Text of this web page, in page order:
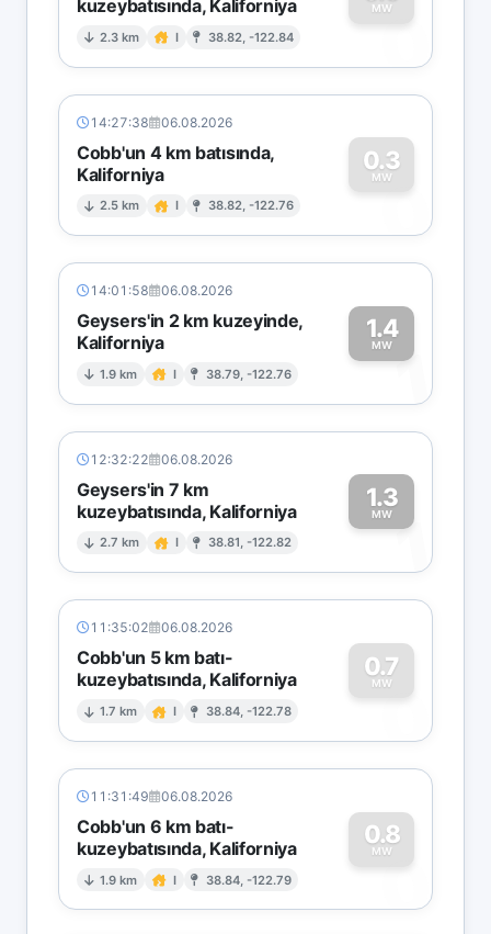
kuzeybatısında, Kaliforniya
2.3 km I 38.82, -122.84
MW
0
14:27:38 06.08.2026
Cobb'un 4 km batısında,
Kaliforniya
2.5 km I 38.82, -122.76
0.3
MW
0
14:01:58 06.08.2026
Geysers'in 2 km kuzeyinde,
Kaliforniya
1.9 km I 38.79, -122.76
1.4
MW1
12:32:22 06.08.2026
Geysers'in 7 km
kuzeybatısında, Kaliforniya
2.7 km I 38.81, -122.82
1.3
MW1
11:35:02 06.08.2026
Cobb'un 5 km batı-
kuzeybatısında, Kaliforniya
1.7 km I 38.84, -122.78
0.7
MW
0
11:31:49 06.08.2026
Cobb'un 6 km batı-
kuzeybatısında, Kaliforniya
1.9 km I 38.84, -122.79
0.8
MW
0